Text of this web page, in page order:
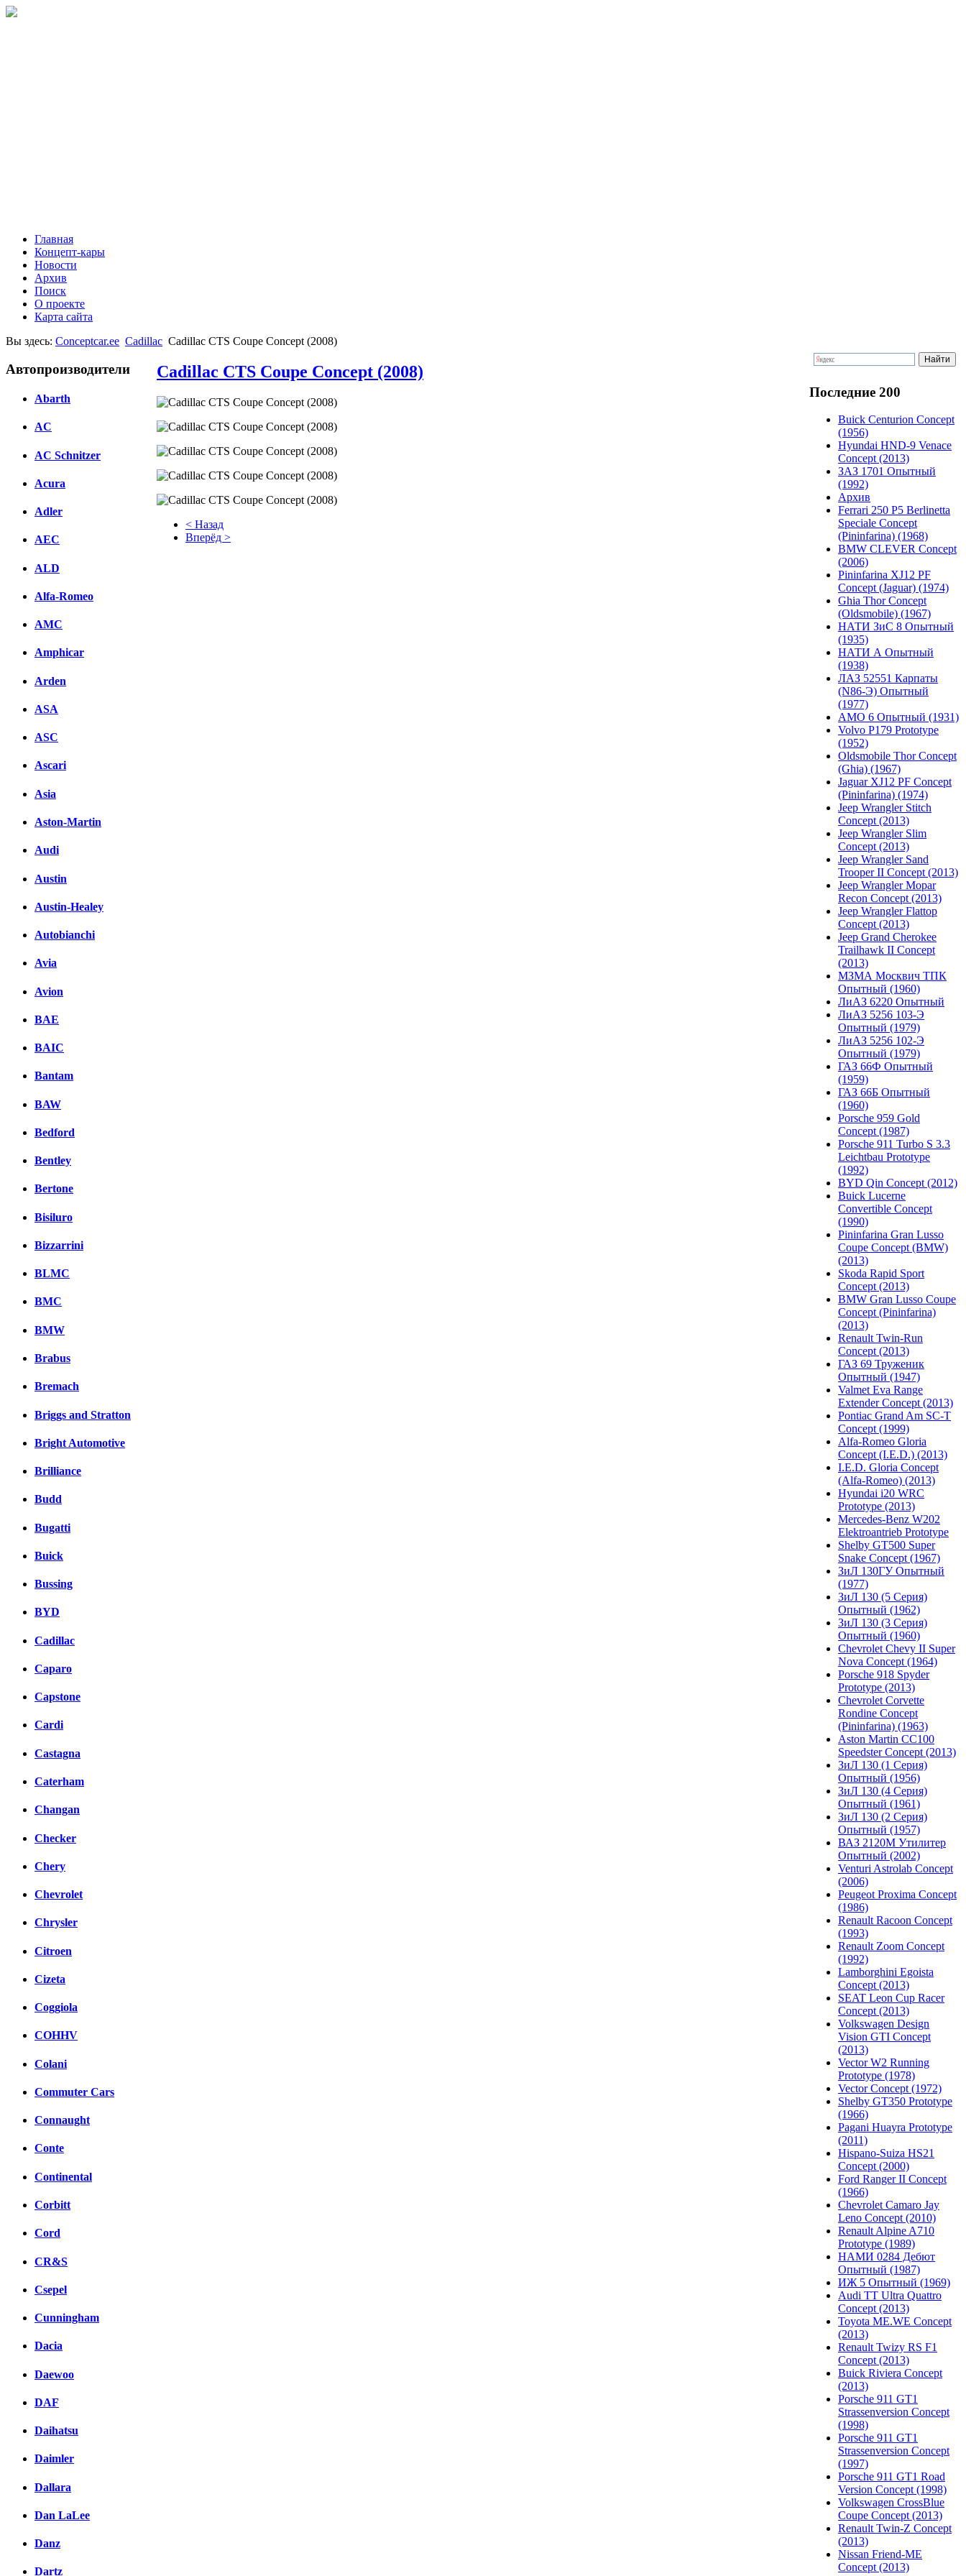
Главная
Концепт-кары
Новости
Архив
Поиск
О проекте
Карта сайта
Вы здесь: Conceptcar.ee Cadillac Cadillac CTS Coupe Concept (2008)
Автопроизводители
Abarth
AC
AC Schnitzer
Acura
Adler
AEC
ALD
Alfa-Romeo
AMC
Amphicar
Arden
ASA
ASC
Ascari
Asia
Aston-Martin
Audi
Austin
Austin-Healey
Autobianchi
Avia
Avion
BAE
BAIC
Bantam
BAW
Bedford
Bentley
Bertone
Bisiluro
Bizzarrini
BLMC
BMC
BMW
Brabus
Bremach
Briggs and Stratton
Bright Automotive
Brilliance
Budd
Bugatti
Buick
Bussing
BYD
Cadillac
Caparo
Capstone
Cardi
Castagna
Caterham
Changan
Checker
Chery
Chevrolet
Chrysler
Citroen
Cizeta
Coggiola
COHHV
Colani
Commuter Cars
Connaught
Conte
Continental
Corbitt
Cord
CR&S
Csepel
Cunningham
Dacia
Daewoo
DAF
Daihatsu
Daimler
Dallara
Dan LaLee
Danz
Dartz
Cadillac CTS Coupe Concept (2008)
< Назад
Вперёд >
Последние 200
Buick Centurion Concept
(1956)
Hyundai HND-9 Venace
Concept (2013)
ЗАЗ 1701 Опытный
(1992)
Архив
Ferrari 250 P5 Berlinetta
Speciale Concept
(Pininfarina) (1968)
BMW CLEVER Concept
(2006)
Pininfarina XJ12 PF
Concept (Jaguar) (1974)
Ghia Thor Concept
(Oldsmobile) (1967)
НАТИ ЗиС 8 Опытный
(1935)
НАТИ А Опытный
(1938)
ЛАЗ 52551 Карпаты
(N86-Э) Опытный
(1977)
АМО 6 Опытный (1931)
Volvo P179 Prototype
(1952)
Oldsmobile Thor Concept
(Ghia) (1967)
Jaguar XJ12 PF Concept
(Pininfarina) (1974)
Jeep Wrangler Stitch
Concept (2013)
Jeep Wrangler Slim
Concept (2013)
Jeep Wrangler Sand
Trooper II Concept (2013)
Jeep Wrangler Mopar
Recon Concept (2013)
Jeep Wrangler Flattop
Concept (2013)
Jeep Grand Cherokee
Trailhawk II Concept
(2013)
МЗМА Москвич ТПК
Опытный (1960)
ЛиАЗ 6220 Опытный
ЛиАЗ 5256 103-Э
Опытный (1979)
ЛиАЗ 5256 102-Э
Опытный (1979)
ГАЗ 66Ф Опытный
(1959)
ГАЗ 66Б Опытный
(1960)
Porsche 959 Gold
Concept (1987)
Porsche 911 Turbo S 3.3
Leichtbau Prototype
(1992)
BYD Qin Concept (2012)
Buick Lucerne
Convertible Concept
(1990)
Pininfarina Gran Lusso
Coupe Concept (BMW)
(2013)
Skoda Rapid Sport
Concept (2013)
BMW Gran Lusso Coupe
Concept (Pininfarina)
(2013)
Renault Twin-Run
Concept (2013)
ГАЗ 69 Труженик
Опытный (1947)
Valmet Eva Range
Extender Concept (2013)
Pontiac Grand Am SC-T
Concept (1999)
Alfa-Romeo Gloria
Concept (I.E.D.) (2013)
I.E.D. Gloria Concept
(Alfa-Romeo) (2013)
Hyundai i20 WRC
Prototype (2013)
Mercedes-Benz W202
Elektroantrieb Prototype
Shelby GT500 Super
Snake Concept (1967)
ЗиЛ 130ГУ Опытный
(1977)
ЗиЛ 130 (5 Серия)
Опытный (1962)
ЗиЛ 130 (3 Серия)
Опытный (1960)
Chevrolet Chevy II Super
Nova Concept (1964)
Porsche 918 Spyder
Prototype (2013)
Chevrolet Corvette
Rondine Concept
(Pininfarina) (1963)
Aston Martin CC100
Speedster Concept (2013)
ЗиЛ 130 (1 Серия)
Опытный (1956)
ЗиЛ 130 (4 Серия)
Опытный (1961)
ЗиЛ 130 (2 Серия)
Опытный (1957)
ВАЗ 2120М Утилитер
Опытный (2002)
Venturi Astrolab Concept
(2006)
Peugeot Proxima Concept
(1986)
Renault Racoon Concept
(1993)
Renault Zoom Concept
(1992)
Lamborghini Egoista
Concept (2013)
SEAT Leon Cup Racer
Concept (2013)
Volkswagen Design
Vision GTI Concept
(2013)
Vector W2 Running
Prototype (1978)
Vector Concept (1972)
Shelby GT350 Prototype
(1966)
Pagani Huayra Prototype
(2011)
Hispano-Suiza HS21
Concept (2000)
Ford Ranger II Concept
(1966)
Chevrolet Camaro Jay
Leno Concept (2010)
Renault Alpine A710
Prototype (1989)
НАМИ 0284 Дебют
Опытный (1987)
ИЖ 5 Опытный (1969)
Audi TT Ultra Quattro
Concept (2013)
Toyota ME.WE Concept
(2013)
Renault Twizy RS F1
Concept (2013)
Buick Riviera Concept
(2013)
Porsche 911 GT1
Strassenversion Concept
(1998)
Porsche 911 GT1
Strassenversion Concept
(1997)
Porsche 911 GT1 Road
Version Concept (1998)
Volkswagen CrossBlue
Coupe Concept (2013)
Renault Twin-Z Concept
(2013)
Nissan Friend-ME
Concept (2013)